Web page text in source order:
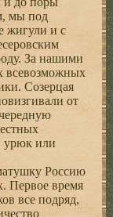
мы под
жигули и с
За нашими
всевозможных
Созерцая
от
урюк или
Россию
Первое время
все подряд,